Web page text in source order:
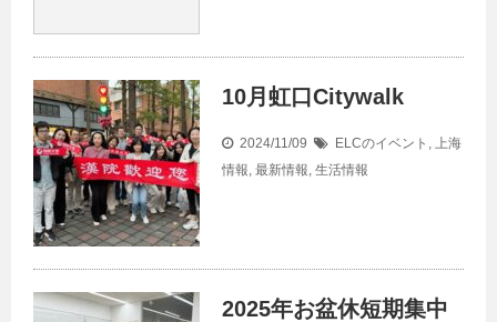
10月虹口Citywalk
2024/11/09 ELCのイベント , 上海
情報, 最新情報, 生活情報
2025年お盆休短期集中